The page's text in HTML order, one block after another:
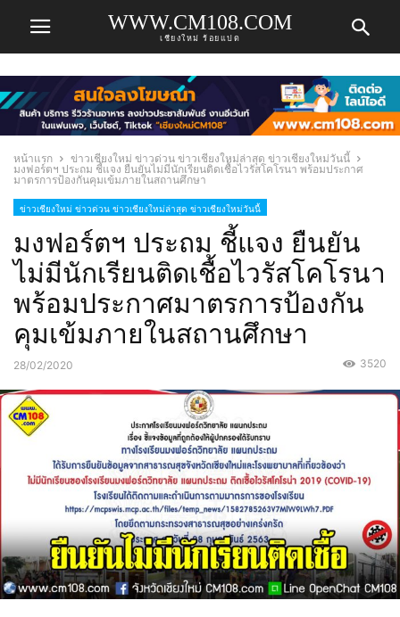
WWW.CM108.COM
เชียงใหม่ ร้อยแปด
หน้าแรก
ข่าวเชียงใหม่ ข่าวด่วน ข่าวเชียงใหม่ล่าสุด ข่าวเชียงใหม่วันนี้
มงฟอร์ตฯ ประถม ชี้แจง ยืนยันไม่มีนักเรียนติดเชื้อไวรัสโคโรนา พร้อมประกาศ
มาตรการป้องกันคุมเข้มภายในสถานศึกษา
ข่าวเชียงใหม่ ข่าวด่วน ข่าวเชียงใหม่ล่าสุด ข่าวเชียงใหม่วันนี้
มงฟอร์ตฯ ประถม ชี้แจง ยืนยัน
ไม่มีนักเรียนติดเชื้อไวรัสโคโรนา
พร้อมประกาศมาตรการป้องกัน
คุมเข้มภายในสถานศึกษา
28/02/2020 3520